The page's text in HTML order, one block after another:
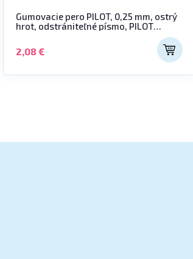
Gumovacie pero PILOT, 0,25 mm, ostrý
hrot, odstrániteľné písmo, PILOT
2,08 €